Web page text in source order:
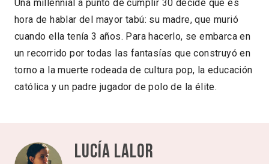
Una millennial a punto de cumplir 30 decide que es
hora de hablar del mayor tabú: su madre, que murió
cuando ella tenía 3 años. Para hacerlo, se embarca en
un recorrido por todas las fantasías que construyó en
torno a la muerte rodeada de cultura pop, la educación
católica y un padre jugador de polo de la élite.
Lucía Lalor